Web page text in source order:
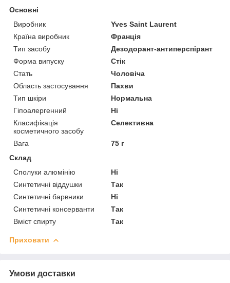
Основні
Виробник
Yves Saint Laurent
Країна виробник
Франція
Тип засобу
Дезодорант-антиперспірант
Форма випуску
Стік
Стать
Чоловіча
Область застосування
Пахви
Тип шкіри
Нормальна
Гіпоалергенний
Ні
Класифікація
косметичного засобу
Селективна
Вага
75 г
Склад
Сполуки алюмінію
Ні
Синтетичні віддушки
Так
Синтетичні барвники
Ні
Синтетичні консерванти
Так
Вміст спирту
Так
Приховати
Умови доставки